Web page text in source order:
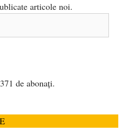
articole noi.
de abonați.